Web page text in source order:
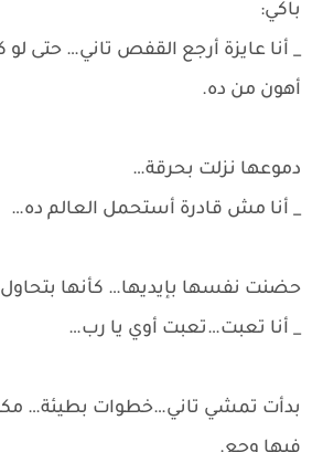
باكي:
_ أنا عايزة أرجع القفص تاني… حتى لو
أهون من ده.
دموعها نزلت بحرقة…
_ أنا مش قادرة أستحمل العالم ده…
حضنت نفسها بإيديها… كأنها بتحاول
_ أنا تعبت…تعبت أوي يا رب…
بدأت تمشي تاني…خطوات بطيئة…